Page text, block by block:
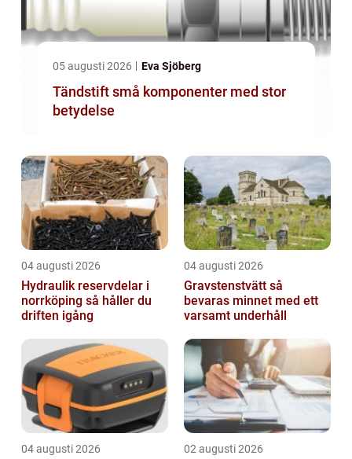
05 augusti 2026 Eva Sjöberg
Tändstift små komponenter med stor
betydelse
04 augusti 2026
Hydraulik reservdelar i
norrköping så håller du
driften igång
04 augusti 2026
Gravstenstvätt så
bevaras minnet med ett
varsamt underhåll
04 augusti 2026 02 augusti 2026